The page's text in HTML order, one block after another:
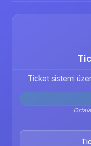
Ticket sistemi